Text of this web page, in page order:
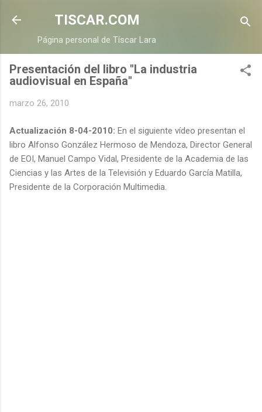
Ir al contenido principal
TISCAR.COM
Página personal de Tíscar Lara
Presentación del libro "La industria
audiovisual en España"
marzo 26, 2010
Actualización 8-04-2010: En el siguiente vídeo presentan el
libro Alfonso González Hermoso de Mendoza, Director General
de EOI, Manuel Campo Vidal, Presidente de la Academia de las
Ciencias y las Artes de la Televisión y Eduardo García Matilla,
Presidente de la Corporación Multimedia.